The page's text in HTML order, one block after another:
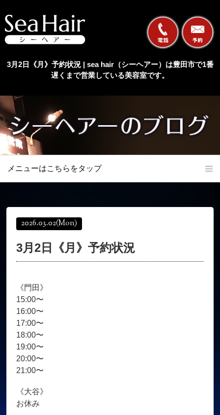
3月2日《月》予約状況 | sea hair（シーヘアー）は豊田市で1番
遅くまで営業している美容室です。
メニューはこちらをタップ
オンラインショップ
育毛コース よくある質問
お客様の声
ご予約＋お問い合わせ
2026.03.02(Mon)
3月2日《月》予約状況
《門田》
15:00〜
16:00〜
17:00〜
18:00〜
19:00〜
20:00〜
21:00〜
《大谷》
お休み